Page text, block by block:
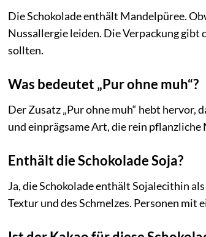
Die Schokolade enthält Mandelpüree.
Nussallergie leiden. Die Verpackung
sollten.
Was bedeutet „Pur ohne muh“?
Der Zusatz „Pur ohne muh“ hebt
und einprägsame Art, die rein pflanzliche
Enthält die Schokolade Soja?
Ja, die Schokolade enthält Sojalecithin
Textur und des Schmelzes. Personen